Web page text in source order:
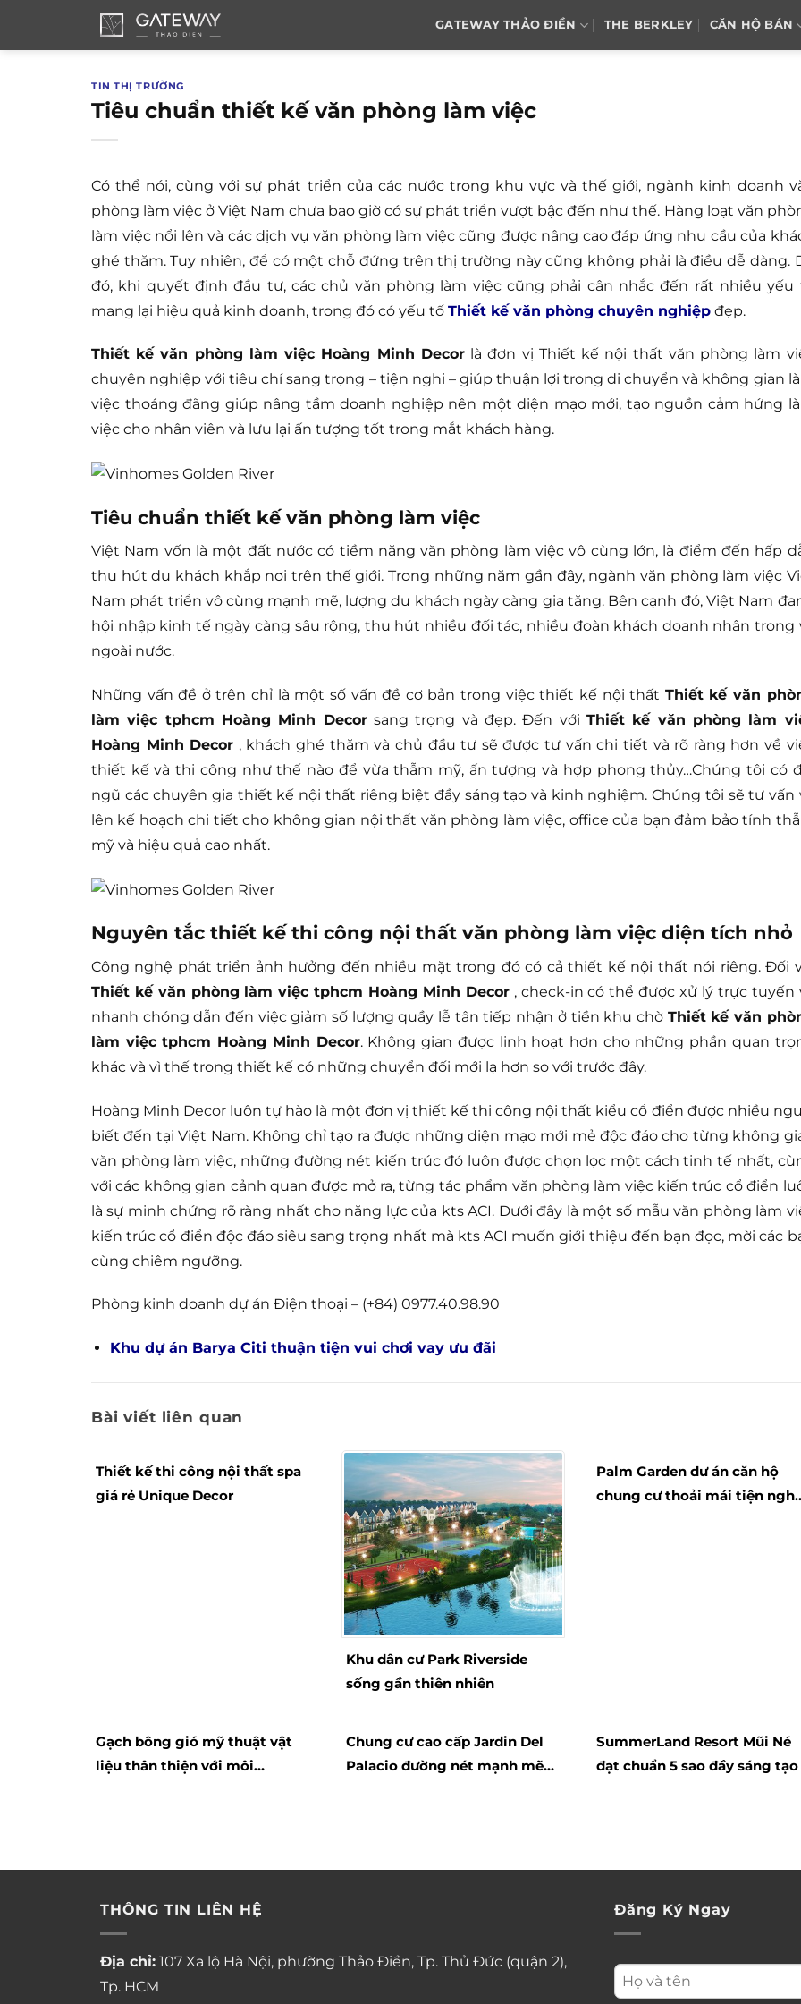
GATEWAY THẢO ĐIỀN THE BERKLEY CĂN HỘ BÁN
TIN THỊ TRƯỜNG
Tiêu chuẩn thiết kế văn phòng làm việc
Có thể nói, cùng với sự phát triển của các nước trong khu vực và thế giới, ngành kinh doanh
phòng làm việc ở Việt Nam chưa bao giờ có sự phát triển vượt bậc đến như thế. Hàng loạt văn
làm việc nổi lên và các dịch vụ văn phòng làm việc cũng được nâng cao đáp ứng nhu cầu của
ghé thăm. Tuy nhiên, để có một chỗ đứng trên thị trường này cũng không phải là điều dễ dàng.
đó, khi quyết định đầu tư, các chủ văn phòng làm việc cũng phải cân nhắc đến rất nhiều yếu
mang lại hiệu quả kinh doanh, trong đó có yếu tố Thiết kế văn phòng chuyên nghiệp đẹp.
Thiết kế văn phòng làm việc Hoàng Minh Decorlà đơn vị Thiết kế nội thất văn phòng làm
chuyên nghiệp với tiêu chí sang trọng – tiện nghi – giúp thuận lợi trong di chuyển và không gian
việc thoáng đãng giúp nâng tầm doanh nghiệp nên một diện mạo mới, tạo nguồn cảm hứng
việc cho nhân viên và lưu lại ấn tượng tốt trong mắt khách hàng.
Tiêu chuẩn thiết kế văn phòng làm việc
Việt Nam vốn là một đất nước có tiềm năng văn phòng làm việc vô cùng lớn, là điểm đến hấp
thu hút du khách khắp nơi trên thế giới. Trong những năm gần đây, ngành văn phòng làm việc
Nam phát triển vô cùng mạnh mẽ, lượng du khách ngày càng gia tăng. Bên cạnh đó, Việt Nam
hội nhập kinh tế ngày càng sâu rộng, thu hút nhiều đối tác, nhiều đoàn khách doanh nhân trong
ngoài nước.
Những vấn đề ở trên chỉ là một số vấn đề cơ bản trong việc thiết kế nội thất Thiết kế văn
làm việc tphcm Hoàng Minh Decorsang trọng và đẹp. Đến với Thiết kế văn phòng làm
Hoàng Minh Decor , khách ghé thăm và chủ đầu tư sẽ được tư vấn chi tiết và rõ ràng hơn về
thiết kế và thi công như thế nào để vừa thẫm mỹ, ấn tượng và hợp phong thủy…Chúng tôi có
ngũ các chuyên gia thiết kế nội thất riêng biệt đầy sáng tạo và kinh nghiệm. Chúng tôi sẽ tư vấn
lên kế hoạch chi tiết cho không gian nội thất văn phòng làm việc, office của bạn đảm bảo tính
mỹ và hiệu quả cao nhất.
Nguyên tắc thiết kế thi công nội thất văn phòng làm việc diện tích nhỏ
Công nghệ phát triển ảnh hưởng đến nhiều mặt trong đó có cả thiết kế nội thất nói riêng. Đối
Thiết kế văn phòng làm việc tphcm Hoàng Minh Decor, check-in có thể được xử lý trực tuyến
nhanh chóng dẫn đến việc giảm số lượng quầy lễ tân tiếp nhận ở tiền khu chờ Thiết kế văn
làm việc tphcm Hoàng Minh Decor. Không gian được linh hoạt hơn cho những phần quan
khác và vì thế trong thiết kế có những chuyển đối mới lạ hơn so với trước đây.
Hoàng Minh Decor luôn tự hào là một đơn vị thiết kế thi công nội thất kiểu cổ điển được nhiều
biết đến tại Việt Nam. Không chỉ tạo ra được những diện mạo mới mẻ độc đáo cho từng không
văn phòng làm việc, những đường nét kiến trúc đó luôn được chọn lọc một cách tinh tế nhất,
với các không gian cảnh quan được mở ra, từng tác phẩm văn phòng làm việc kiến trúc cổ điển
là sự minh chứng rõ ràng nhất cho năng lực của kts ACI. Dưới đây là một số mẫu văn phòng làm
kiến trúc cổ điển độc đáo siêu sang trọng nhất mà kts ACI muốn giới thiệu đến bạn đọc, mời các
cùng chiêm ngưỡng.
Phòng kinh doanh dự án Điện thoại – (+84) 0977.40.98.90
Khu dự án Barya Citi thuận tiện vui chơi vay ưu đãi
Bài viết liên quan
Thiết kế thi công nội thất spa
giá rẻ Unique Decor
Khu dân cư Park Riverside
sống gần thiên nhiên
Palm Garden dư án căn hộ
chung cư thoải mái tiện nghi
Gạch bông gió mỹ thuật vật
liệu thân thiện với môi
Chung cư cao cấp Jardin Del
Palacio đường nét mạnh mẽ
SummerLand Resort Mũi Né
đạt chuẩn 5 sao đầy sáng tạo
THÔNG TIN LIÊN HỆ
Địa chỉ: 107 Xa lộ Hà Nội, phường Thảo Điền, Tp. Thủ Đức (quận 2),
Tp. HCM
Đăng Ký Ngay